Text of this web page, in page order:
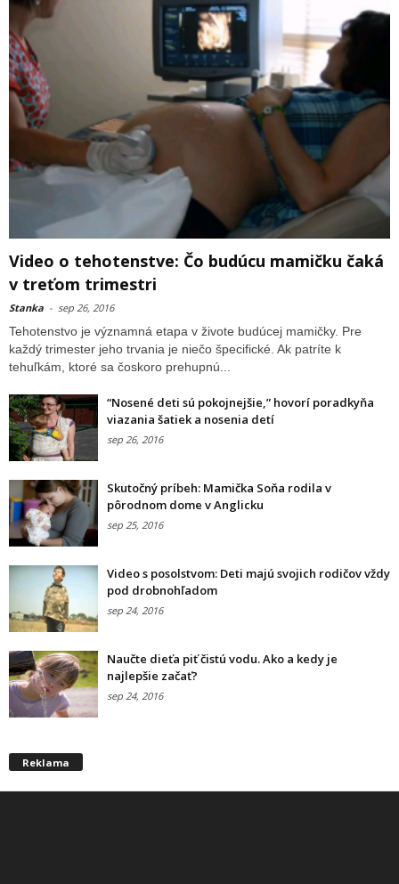
Video o tehotenstve: Čo budúcu mamičku čaká
v treťom trimestri
Stanka - sep 26, 2016
Tehotenstvo je významná etapa v živote budúcej mamičky. Pre
každý trimester jeho trvania je niečo špecifické. Ak patríte k
tehuľkám, ktoré sa čoskoro prehupnú...
“Nosené deti sú pokojnejšie,” hovorí poradkyňa
viazania šatiek a nosenia detí
sep 26, 2016
Skutočný príbeh: Mamička Soňa rodila v
pôrodnom dome v Anglicku
sep 25, 2016
Video s posolstvom: Deti majú svojich rodičov vždy
pod drobnohľadom
sep 24, 2016
Naučte dieťa piť čistú vodu. Ako a kedy je
najlepšie začať?
sep 24, 2016
Reklama